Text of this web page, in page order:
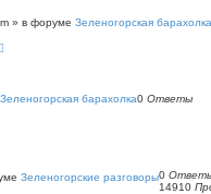
» в форуме Зеленогорская барахолка
Зеленогорская барахолка0 Ответы
Зеленогорские разговоры0
14910